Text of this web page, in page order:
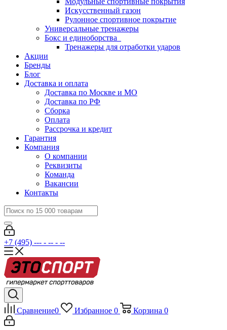
Искусственный газон
Рулонное спортивное покрытие
Универсальные тренажеры
Бокс и единоборства
Тренажеры для отработки ударов
Акции
Бренды
Блог
Доставка и оплата
Доставка по Москве и МО
Доставка по РФ
Сборка
Оплата
Рассрочка и кредит
Гарантия
Компания
О компании
Реквизиты
Команда
Вакансии
Контакты
+7 (495) --- - -- - --
Сравнение0 Избранное 0 Корзина 0